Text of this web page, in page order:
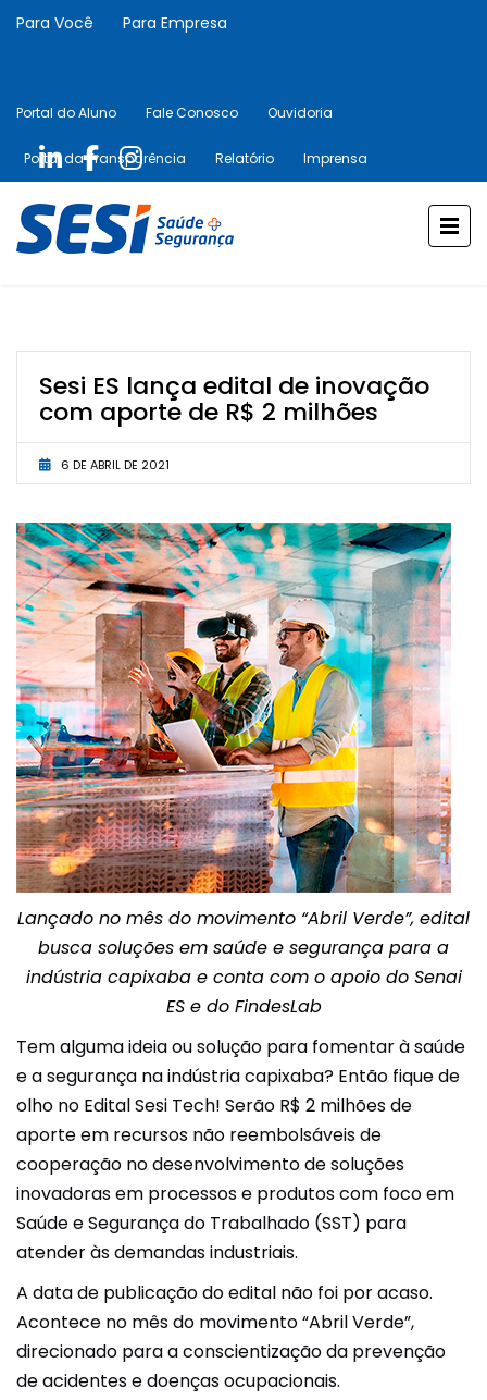
Para Você Para Empresa
Portal do Aluno Fale Conosco Ouvidoria
Portal da Transparência Relatório Imprensa
Sesi ES lança edital de inovação
com aporte de R$ 2 milhões
6 DE ABRIL DE 2021
Lançado no mês do movimento “Abril Verde”, edital
busca soluções em saúde e segurança para a
indústria capixaba e conta com o apoio do Senai
ES e do FindesLab
Tem alguma ideia ou solução para fomentar à saúde
e a segurança na indústria capixaba? Então fique de
olho no Edital Sesi Tech! Serão R$ 2 milhões de
aporte em recursos não reembolsáveis de
cooperação no desenvolvimento de soluções
inovadoras em processos e produtos com foco em
Saúde e Segurança do Trabalhado (SST) para
atender às demandas industriais.
A data de publicação do edital não foi por acaso.
Acontece no mês do movimento “Abril Verde”,
direcionado para a conscientização da prevenção
de acidentes e doenças ocupacionais.